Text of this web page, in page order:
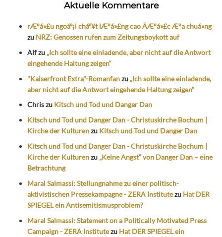
Aktuelle Kommentare
rÆ°á»£u ngoáº¡i cháº¥t lÆ°á»£ng cao ÄÆ°á»£c Æ°a chuá»ng
zu NRZ: Genossen rufen zum Zeitungsboykott auf
Alfzu „Ich sollte eine einladende, aber nicht auf die Antwort
eingehende Haltung zeigen“
"Kaiserfront Extra"-Romanfanzu „Ich sollte eine einladende,
aber nicht auf die Antwort eingehende Haltung zeigen“
Chriszu Kitsch und Tod und Danger Dan
Kitsch und Tod und Danger Dan - Christuskirche Bochum |
Kirche der Kulturenzu Kitsch und Tod und Danger Dan
Kitsch und Tod und Danger Dan - Christuskirche Bochum |
Kirche der Kulturenzu „Keine Angst“ von Danger Dan – eine
Betrachtung
Maral Salmassi: Stellungnahme zu einer politisch-
aktivistischen Pressekampagne - ZERA Institutezu Hat DER
SPIEGEL ein Antisemitismusproblem?
Maral Salmassi: Statement on a Politically Motivated Press
Campaign - ZERA Institutezu Hat DER SPIEGEL ein